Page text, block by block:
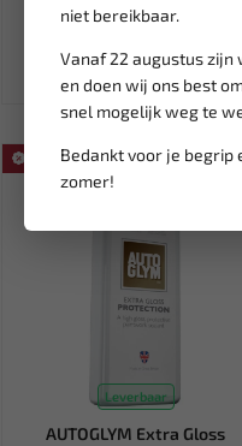
niet bereikbaar.
Vanaf 22 augustus
en doen wij ons best
snel mogelijk weg te
Bedankt voor je begrip
zomer!
Ex. btw: € 77,15
Leverbaar
AUTOGLYM Extra Gloss